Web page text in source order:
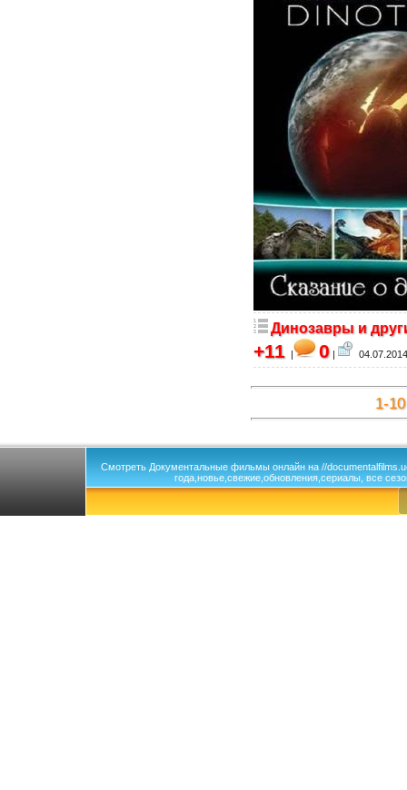
Динозавры и
+11 | 0 |
1-10
Смотреть Документальные фильмы онлайн на //
года,новье,свежие,обновления,сериалы, все